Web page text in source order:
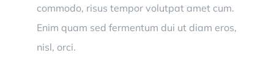
commodo, risus tempor volutpat amet cum.
Enim quam sed fermentum dui ut diam eros,
nisl, orci.